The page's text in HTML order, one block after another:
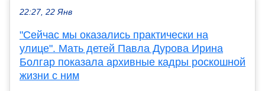
22:27, 22 Янв
"Сейчас мы оказались практически на
улице". Мать детей Павла Дурова Ирина
Болгар показала архивные кадры роскошной
жизни с ним